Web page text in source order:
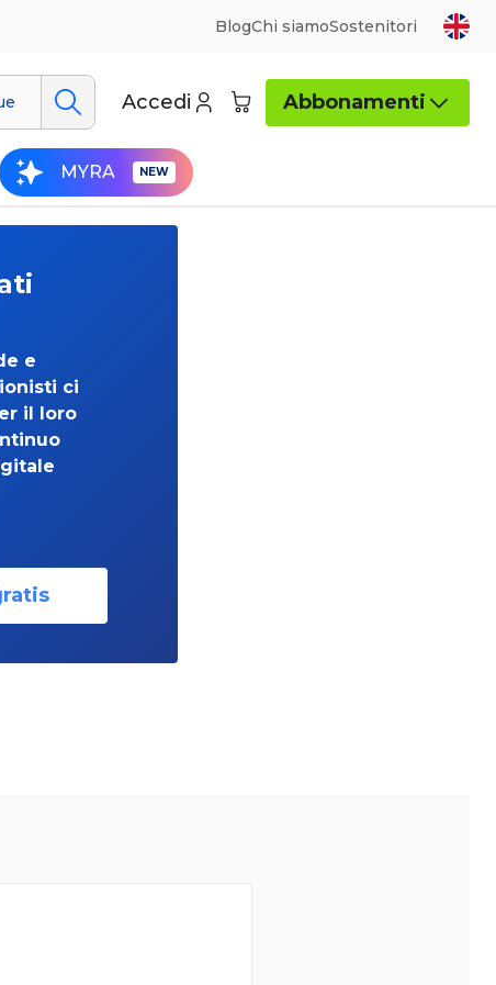
BlogChi siamoSostenitori
Accedi Abbonamenti
MYRA
e
ci
il loro